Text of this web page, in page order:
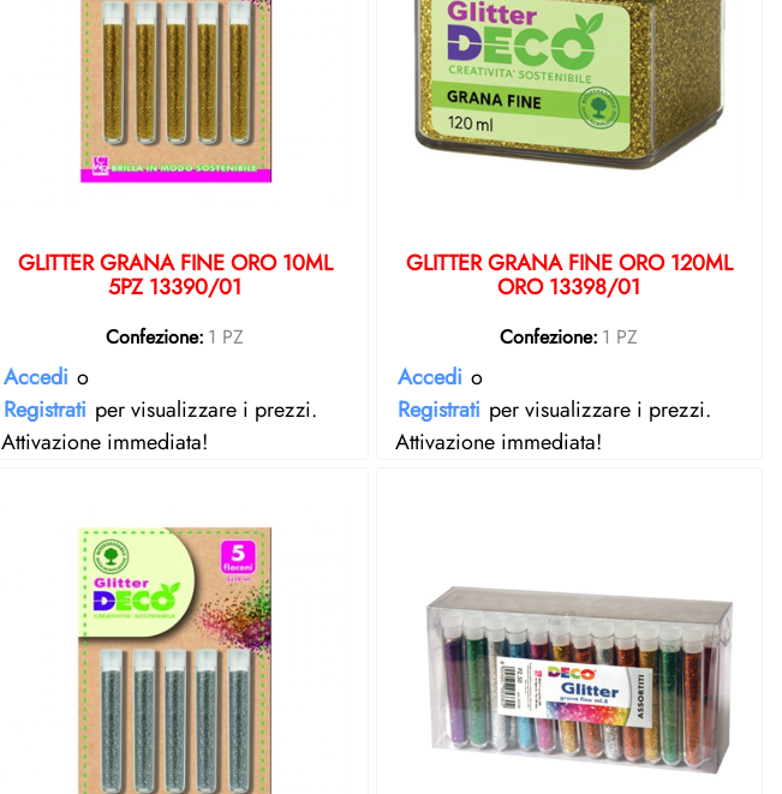
GLITTER GRANA FINE ORO 10ML
5PZ 13390/01
Confezione: 1 PZ
Accedi o
Registrati per visualizzare i prezzi.
Attivazione immediata!
GLITTER GRANA FINE ORO 120ML
ORO 13398/01
Confezione: 1 PZ
Accedi o
Registrati per visualizzare i prezzi.
Attivazione immediata!